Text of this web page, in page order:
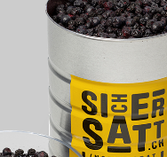
NOTVORRAT
Next